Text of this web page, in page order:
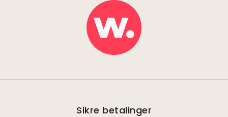
Sikre betalinger